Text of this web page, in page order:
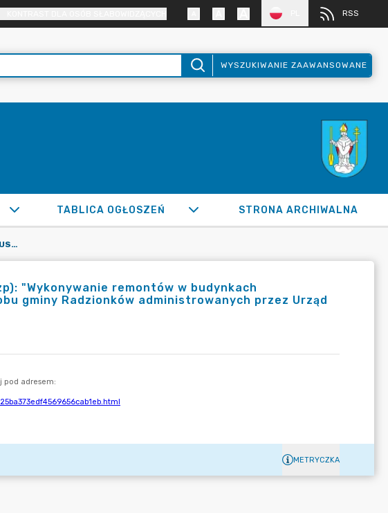
RSS
WYSZUKIWANIE ZAAWANSOWANE
TABLICA OGŁOSZEŃ STRONA ARCHIWALNA
TRYB PODSTAWOWY (ART. 275 PKT 2 USTAWY PZP): "WYKONYWANIE REMONTÓW W BUDYNKACH WCHODZĄCYCH W SKŁAD MIESZKANIOWEGO ZASOBU GMINY RADZIONKÓW ADMINISTROWANYCH PRZEZ URZĄD MIASTA RADZIONKÓW"
"Wykonywanie remontów w budynkach
gminy Radzionków administrowanych przez Urząd
METRYCZKA